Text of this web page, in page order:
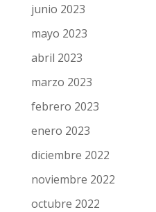
junio 2023
mayo 2023
abril 2023
marzo 2023
febrero 2023
enero 2023
diciembre 2022
noviembre 2022
octubre 2022